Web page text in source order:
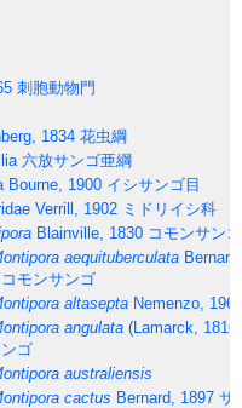
刺胞動物門
1834 花虫綱
六放サンゴ亜綱
Bourne, 1900 イシサンゴ目
Verrill, 1902 ミドリイシ科
Blainville, 1830 コモンサン
aequituberculata
コモンサンゴ
altasepta Nemenzo, 1967
angulata (Lamarck, 1816)
ゴ
australiensis
cactus Bernard, 1897 サ